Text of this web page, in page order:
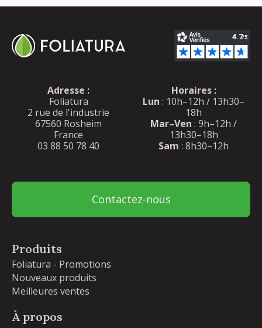
Adresse :
Foliatura
2 rue de l'industrie
67560 Rosheim
France
03 88 50 78 40
Horaires :
Lun : 10h–12h / 13h30–
18h
Mar–Ven : 9h–12h /
13h30–18h
Sam : 8h30–12h
Contactez-nous
Produits
Foliatura - Promotions
Nouveaux produits
Meilleures ventes
À propos